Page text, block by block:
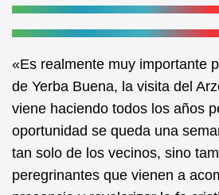
«Es realmente muy importante
de Yerba Buena, la visita del
viene haciendo todos los años
oportunidad se queda una
tan solo de los vecinos, sino
peregrinantes que vienen a